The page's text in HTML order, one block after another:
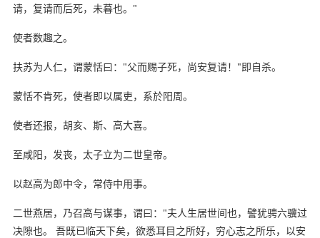
请，复请而后死，未暮也。"
使者数趣之。
扶苏为人仁，谓蒙恬曰："父而赐子死，尚安复请！"即自杀。
蒙恬不肯死，使者即以属吏，系於阳周。
使者还报，胡亥、斯、高大喜。
至咸阳，发丧，太子立为二世皇帝。
以赵高为郎中令，常侍中用事。
二世燕居，乃召高与谋事，谓曰："夫人生居世间也，譬犹骋六骥过
决隙也。 吾既已临天下矣，欲悉耳目之所好，穷心志之所乐，以安